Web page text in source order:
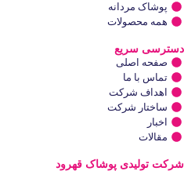
پوشاک مردانه
همه محصولات
دسترسی سریع
صفحه اصلی
تماس با ما
اهداف شرکت
ساختار شرکت
اخبار
مقالات
شرکت تولیدی پوشاک قهرود